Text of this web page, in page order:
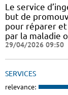
Le service
but de
pour réparer
par la maladie
29/04/2026 09:50
SERVICES
relevance: